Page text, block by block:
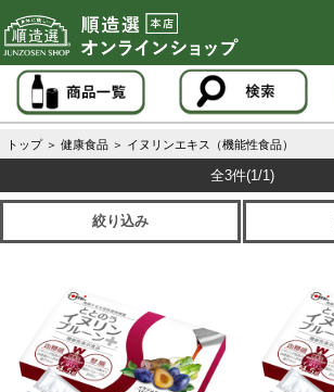
トップ ＞ 健康食品 ＞ イヌリンエキス（機能性食品）
全3件(1/1)
絞り込み